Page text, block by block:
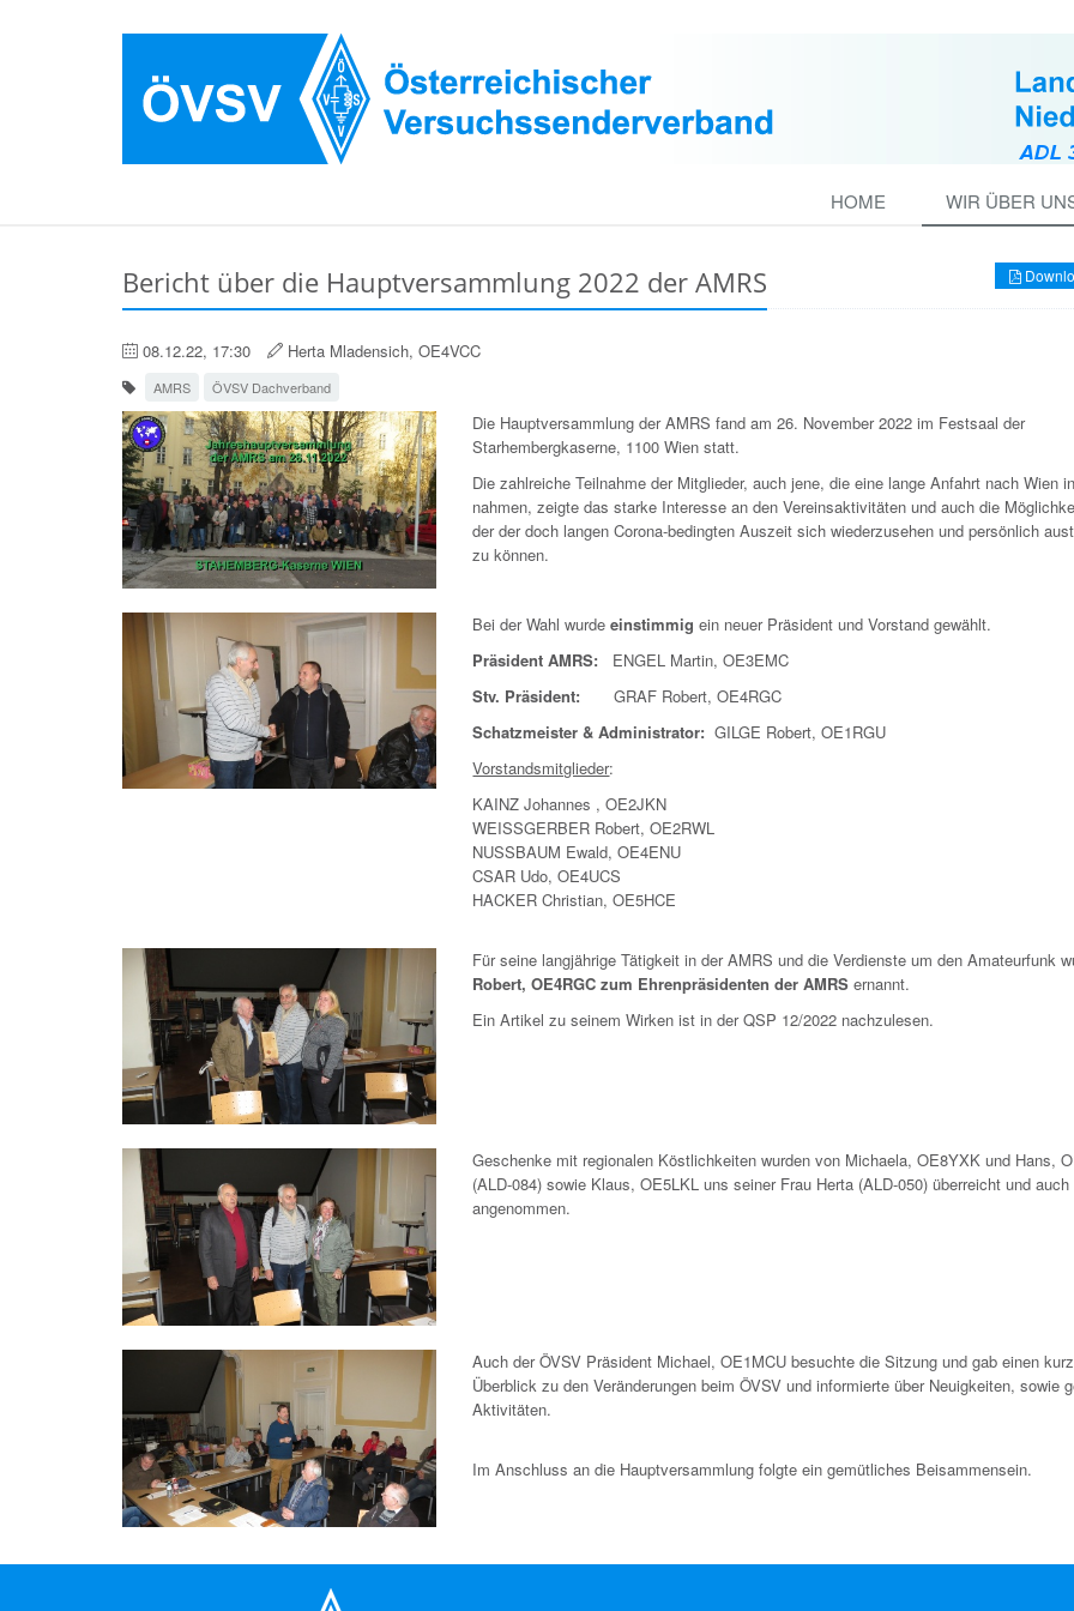
HOME WIR ÜBER
Bericht über die Hauptversammlung 2022 der AMRS
08.12.22, 17:30 Herta Mladensich, OE4VCC
AMRS ÖVSV Dachverband
Die Hauptversammlung der AMRS fand am 26. November 2022 im Festsaal der
Starhembergkaserne, 1100 Wien statt.
Die zahlreiche Teilnahme der Mitglieder, auch jene, die eine lange Anfahrt nach Wien
nahmen, zeigte das starke Interesse an den Vereinsaktivitäten und auch die
der der doch langen Corona-bedingten Auszeit sich wiederzusehen und persönlich
zu können.
Bei der Wahl wurdeeinstimmigein neuer Präsident und Vorstand gewählt.
Präsident AMRS:
ENGEL Martin, OE3EMC
Stv. Präsident:
GRAF Robert, OE4RGC
Schatzmeister & Administrator: GILGE Robert, OE1RGU
Vorstandsmitglieder:
KAINZ Johannes , OE2JKN
WEISSGERBER Robert, OE2RWL
NUSSBAUM Ewald, OE4ENU
CSAR Udo, OE4UCS
HACKER Christian, OE5HCE
Für seine langjährige Tätigkeit in der AMRS und die Verdienste um den Amateurfunk
Robert, OE4RGC zum Ehrenpräsidenten der AMRSernannt.
Ein Artikel zu seinem Wirken ist in der QSP 12/2022 nachzulesen.
Geschenke mit regionalen Köstlichkeiten wurden von Michaela, OE8YXK und Hans,
(ALD-084) sowie Klaus, OE5LKL uns seiner Frau Herta (ALD-050) überreicht und
angenommen.
Auch der ÖVSV Präsident Michael, OE1MCU besuchte die Sitzung und gab einen
Überblick zu den Veränderungen beim ÖVSV und informierte über Neuigkeiten, sowie
Aktivitäten.
Im Anschluss an die Hauptversammlung folgte ein gemütliches Beisammensein.